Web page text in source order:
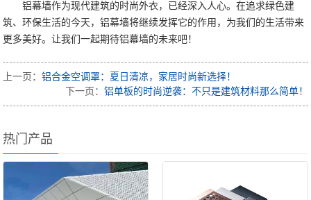
铝幕墙作为现代建筑的时尚外衣，已经深入人心。在追求绿色建
筑、环保生活的今天，铝幕墙将继续发挥它的作用，为我们的生活带来
更多美好。让我们一起期待铝幕墙的未来吧！
上一页：铝合金空调罩：夏日清凉，家居时尚新选择！
下一页： 铝单板的时尚逆袭：不只是建筑材料那么简单！
热门产品